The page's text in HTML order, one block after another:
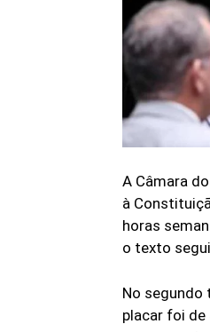
A Câmara
à
horas
o texto
No segundo
placar foi